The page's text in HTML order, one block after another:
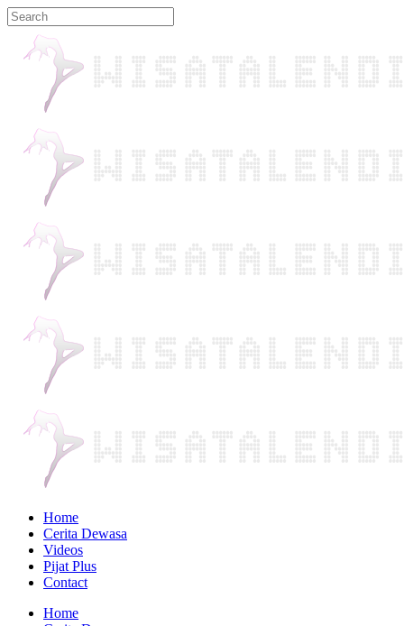
Home
Cerita Dewasa
Videos
Pijat Plus
Contact
Home